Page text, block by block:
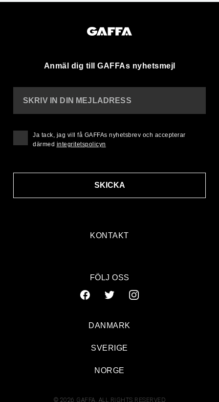
Anmäl dig till GAFFAs nyhetsmejl
KONTAKT
SKRIV IN DIN MEJLADRESS
SKICKA
Ja tack, jag vill få GAFFAs nyhetsbrev och accepterar
därmed integritetspolicyn
FÖLJ OSS
© 2026 GAFFA. ALL RIGHTS RESERVED
DANMARK
SVERIGE
NORGE